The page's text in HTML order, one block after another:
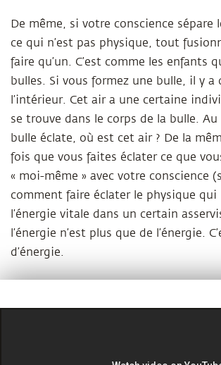
De même, si votre conscience sépare
ce qui n’est pas physique, tout
faire qu’un. C’est comme les enfants
bulles. Si vous formez une bulle, il y a
l’intérieur. Cet air a une certaine
se trouve dans le corps de la bulle.
bulle éclate, où est cet air ? De la
fois que vous faites éclater ce que
« moi-même » avec votre conscience
comment faire éclater le physique
l’énergie vitale dans un certain
l’énergie n’est plus que de l’énergie.
d’énergie.